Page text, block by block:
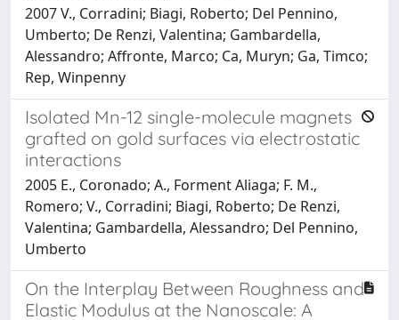
2007 V., Corradini; Biagi, Roberto; Del Pennino,
Umberto; De Renzi, Valentina; Gambardella,
Alessandro; Affronte, Marco; Ca, Muryn; Ga, Timco;
Rep, Winpenny
Isolated Mn-12 single-molecule magnets
grafted on gold surfaces via electrostatic
interactions
2005 E., Coronado; A., Forment Aliaga; F. M.,
Romero; V., Corradini; Biagi, Roberto; De Renzi,
Valentina; Gambardella, Alessandro; Del Pennino,
Umberto
On the Interplay Between Roughness and
Elastic Modulus at the Nanoscale: A